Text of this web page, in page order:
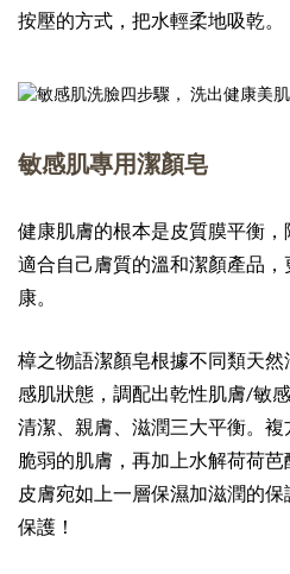
按壓的方式，把水輕柔地吸乾。
敏感肌專用潔顏皂
健康肌膚的根本是皮質膜平衡
適合自己膚質的溫和潔顏產品
康。
樟之物語潔顏皂根據不同類天
感肌狀態，調配出乾性肌膚/敏
清潔、親膚、滋潤三大平衡。複
脆弱的肌膚，再加上水解荷荷
皮膚宛如上一層保濕加滋潤的
保護！